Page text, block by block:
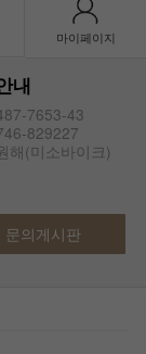
마이페이지
내
7653-43
829227
해(미소바이크)
문의게시판